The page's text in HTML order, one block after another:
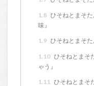
1.8 ひそねとまそ
味』
1.9 ひそねとまそた
1.10 ひそねとまそ
ゃう』
1.11 ひそねとまそ